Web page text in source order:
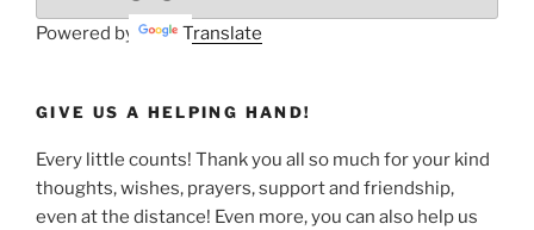
Powered by Translate
GIVE US A HELPING HAND!
Every little counts! Thank you all so much for your kind
thoughts, wishes, prayers, support and friendship,
even at the distance! Even more, you can also help us